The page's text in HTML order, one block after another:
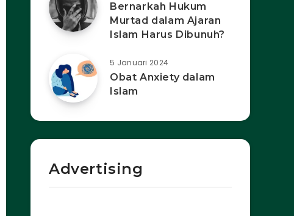
Bernarkah Hukum
Murtad dalam Ajaran
Islam Harus Dibunuh?
5 Januari 2024
Obat Anxiety dalam
Islam
Advertising